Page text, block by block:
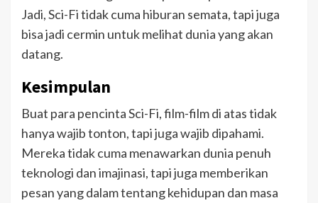
Jadi, Sci-Fi tidak cuma hiburan semata, tapi juga
bisa jadi cermin untuk melihat dunia yang akan
datang.
Kesimpulan
Buat para pencinta Sci-Fi, film-film di atas tidak
hanya wajib tonton, tapi juga wajib dipahami.
Mereka tidak cuma menawarkan dunia penuh
teknologi dan imajinasi, tapi juga memberikan
pesan yang dalam tentang kehidupan dan masa